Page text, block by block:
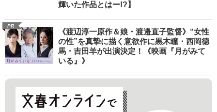
輝いた作品とはー!?】
PR
《渡辺淳一原作＆娘・渡邉直子監督》“女性
の性”を真摯に描く意欲作に黒木瞳・西岡德
馬・吉田羊が出演決定！《映画『月がみて
いる』》